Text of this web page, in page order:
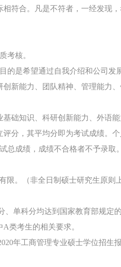
符合。凡是不符者，一经发现
考核。
的是希望通过自我介绍和公司
新能力、团队精神、管理能力
础知识、科研创新能力、外语
分，其平均分即为考试成绩。
总成绩，成绩不合格者不予录取。
限。（非全日制硕士研究生原则
、单科分均达到国家教育部规定
类考生的相关要求。
年工商管理专业硕士学位招生